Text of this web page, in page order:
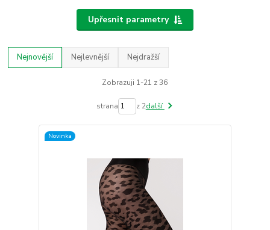
Upřesnit parametry
Nejnovější Nejlevnější Nejdražší
Zobrazuji 1-21 z 36
strana z 2další
Novinka